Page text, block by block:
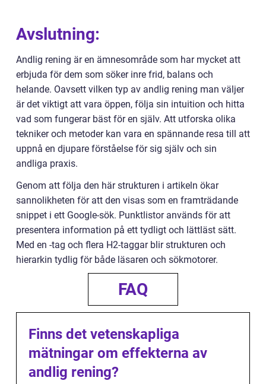
Avslutning:
Andlig rening är en ämnesområde som har mycket att
erbjuda för dem som söker inre frid, balans och
helande. Oavsett vilken typ av andlig rening man väljer
är det viktigt att vara öppen, följa sin intuition och hitta
vad som fungerar bäst för en själv. Att utforska olika
tekniker och metoder kan vara en spännande resa till att
uppnå en djupare förståelse för sig själv och sin
andliga praxis.
Genom att följa den här strukturen i artikeln ökar
sannolikheten för att den visas som en framträdande
snippet i ett Google-sök. Punktlistor används för att
presentera information på ett tydligt och lättläst sätt.
Med en -tag och flera H2-taggar blir strukturen och
hierarkin tydlig för både läsaren och sökmotorer.
FAQ
Finns det vetenskapliga
mätningar om effekterna av
andlig rening?